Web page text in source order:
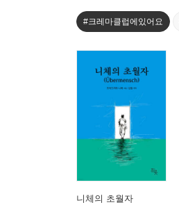
#크레마클럽에있어요
니체의 초월자